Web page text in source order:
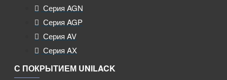
Серия AGN
Серия AGP
Серия AV
Серия AX
С ПОКРЫТИЕМ UNILACK